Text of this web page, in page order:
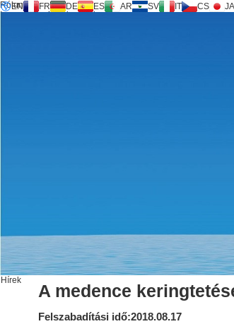
Rólunk
Inversilence® technológia
EN FR DE ES AR SV IT CS JA
Hírek
A medence
Felszabadítási idő:2018.08.17